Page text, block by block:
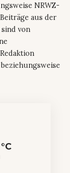
NRWZ-
aus der
sind von
beziehungsweise
°C